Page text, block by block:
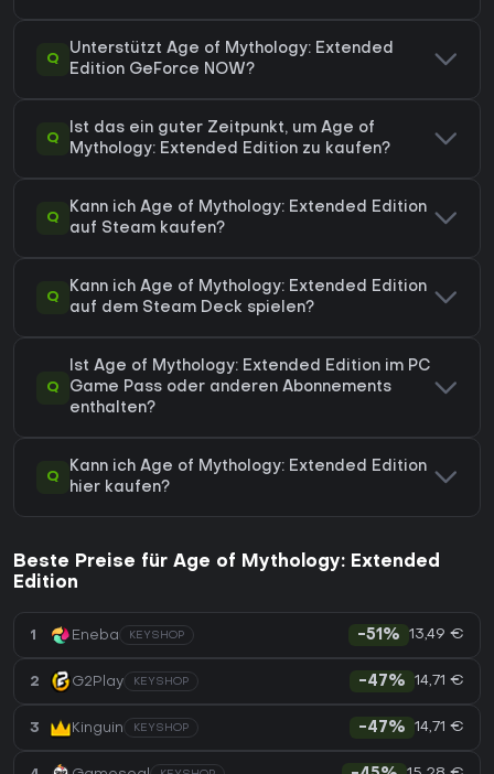
Q
Unterstützt Age of Mythology: Extended
Edition GeForce NOW?
Q
Ist das ein guter Zeitpunkt, um Age of
Mythology: Extended Edition zu kaufen?
Q
Kann ich Age of Mythology: Extended Edition
auf Steam kaufen?
Q
Kann ich Age of Mythology: Extended Edition
auf dem Steam Deck spielen?
Q
Ist Age of Mythology: Extended Edition im PC
Game Pass oder anderen Abonnements
enthalten?
Q
Kann ich Age of Mythology: Extended Edition
hier kaufen?
Beste Preise für Age of Mythology: Extended
Edition
1 Eneba KEYSHOP -51% 13,49 €
2 G2Play KEYSHOP -47% 14,71 €
3 Kinguin KEYSHOP -47% 14,71 €